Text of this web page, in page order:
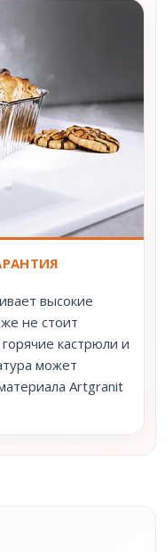
высокие
не стоит
кастрюли и
может
Artgranit